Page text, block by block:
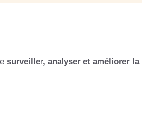
surveiller, analyser et améliorer